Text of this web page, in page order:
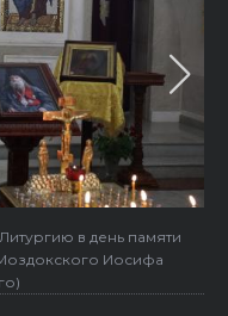
в день памяти
Иосифа